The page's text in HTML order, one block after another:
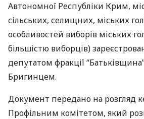
Автономної Республіки Крим,
сільських, селищних, міських
особливостей виборів міських
більшістю виборців)
депутатом фракції
Бригинцем.
Документ передано на розгляд
Профільним комітетом, який